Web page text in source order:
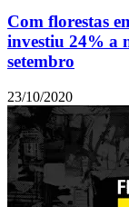
Com florestas
investiu 24% a
setembro
23/10/2020